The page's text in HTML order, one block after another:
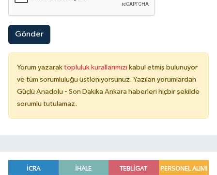
Gönder
Yorum yazarak topluluk kurallarımızı kabul etmiş bulunuyor
ve tüm sorumluluğu üstleniyorsunuz. Yazılan yorumlardan
Güçlü Anadolu - Son Dakika Ankara haberleri hiçbir şekilde
sorumlu tutulamaz.